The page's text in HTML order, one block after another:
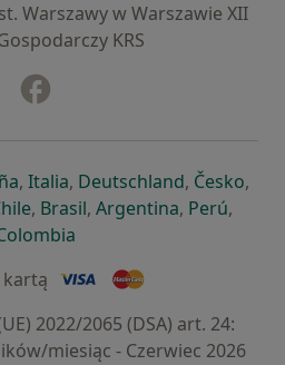
Warszawy w Warszawie XII
KRS
karcie
się w nowej karcie
otwiera się w nowej karcie
, Italiaotwiera się w nowej
, Deutschlandotwiera się
, Česko,
w nowej karcie
się w nowej karcie
otwiera się w nowej karcie
, Brasilotwiera się w nowej
, Argentinaotwiera się
, Perú,
kartą
2022/2065 (DSA) art. 24:
miesiąc - Czerwiec 2026